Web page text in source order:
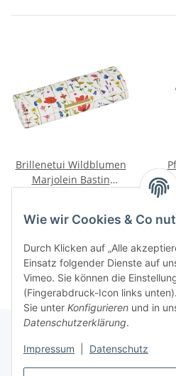
Wie wir Cookies & Co
Durch Klicken auf „Alle
Einsatz folgender Dienste auf
Vimeo. Sie können die
(Fingerabdruck-Icon links
Sie unter Konfigurieren und in
Datenschutzerklärung.
Impressum Datenschutz
Brillenetui Wildblumen
Marjolein Bastin
Spiegelburg